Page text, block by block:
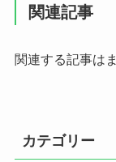
関連記事
関連する記事は
カテゴリー